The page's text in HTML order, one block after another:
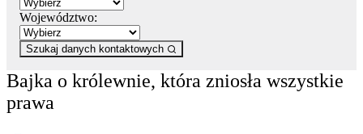
Województwo:
Szukaj danych kontaktowych
Bajka o królewnie, która zniosła wszystkie
prawa